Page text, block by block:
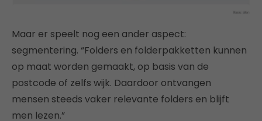
Maar er speelt nog een ander aspect:
segmentering. “Folders en folderpakketten kunnen
op maat worden gemaakt, op basis van de
postcode of zelfs wijk. Daardoor ontvangen
mensen steeds vaker relevante folders en blijft
men lezen.”